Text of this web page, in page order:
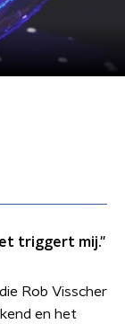
triggert mij."
Rob Visscher
en het